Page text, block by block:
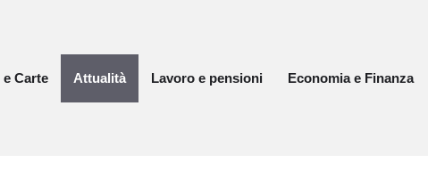
Carte
Attualità Lavoro e pensioni Economia e Finanza